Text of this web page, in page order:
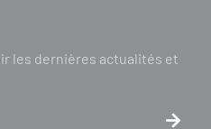
les dernières actualités et